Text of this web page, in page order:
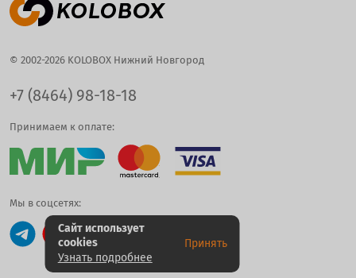
© 2002-2026 KOLOBOX Нижний Новгород
+7 (8464) 98-18-18
Принимаем к оплате:
Мы в соцсетях:
Сайт использует
cookies
Узнать подробнее
Принять